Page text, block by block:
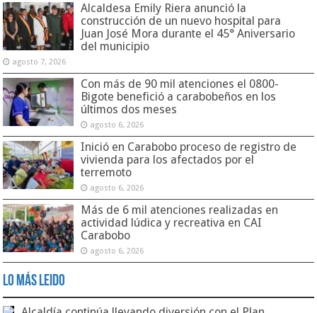
Alcaldesa Emily Riera anunció la
construcción de un nuevo hospital para
Juan José Mora durante el 45° Aniversario
del municipio
agosto 7, 2026
Con más de 90 mil atenciones el 0800-
Bigote benefició a carabobeños en los
últimos dos meses
agosto 6, 2026
Inició en Carabobo proceso de registro de
vivienda para los afectados por el
terremoto
agosto 6, 2026
Más de 6 mil atenciones realizadas en
actividad lúdica y recreativa en CAI
Carabobo
agosto 6, 2026
Lo Más Leido